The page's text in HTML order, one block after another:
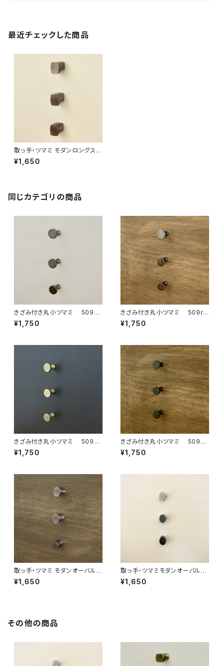
最近チェックした商品
取っ手・ツマミ モダンロングスク
エアツマミ 505sy ３本セット
日本製
¥1,650
同じカテゴリの商品
きざみ付き丸小ツマミ 509sv
レトロシルバー５本セット 日
本製
¥1,750
きざみ付き丸小ツマミ 509rb
レトロブロンズ５本セット 日
本製
¥1,750
きざみ付き丸小ツマミ 509sg
サテンゴールド５本セット 日
本製
¥1,750
きざみ付き丸小ツマミ 509sb
ソリッドブラック５本セット【再
入荷】
¥1,750
取っ手・ツマミ モダンオーバルツ
マミ 507so ３本セット 日
本製
¥1,650
取っ手・ツマミモダンオーバルツ
マミ 507wb ３本セット 日
本製
¥1,650
その他の商品